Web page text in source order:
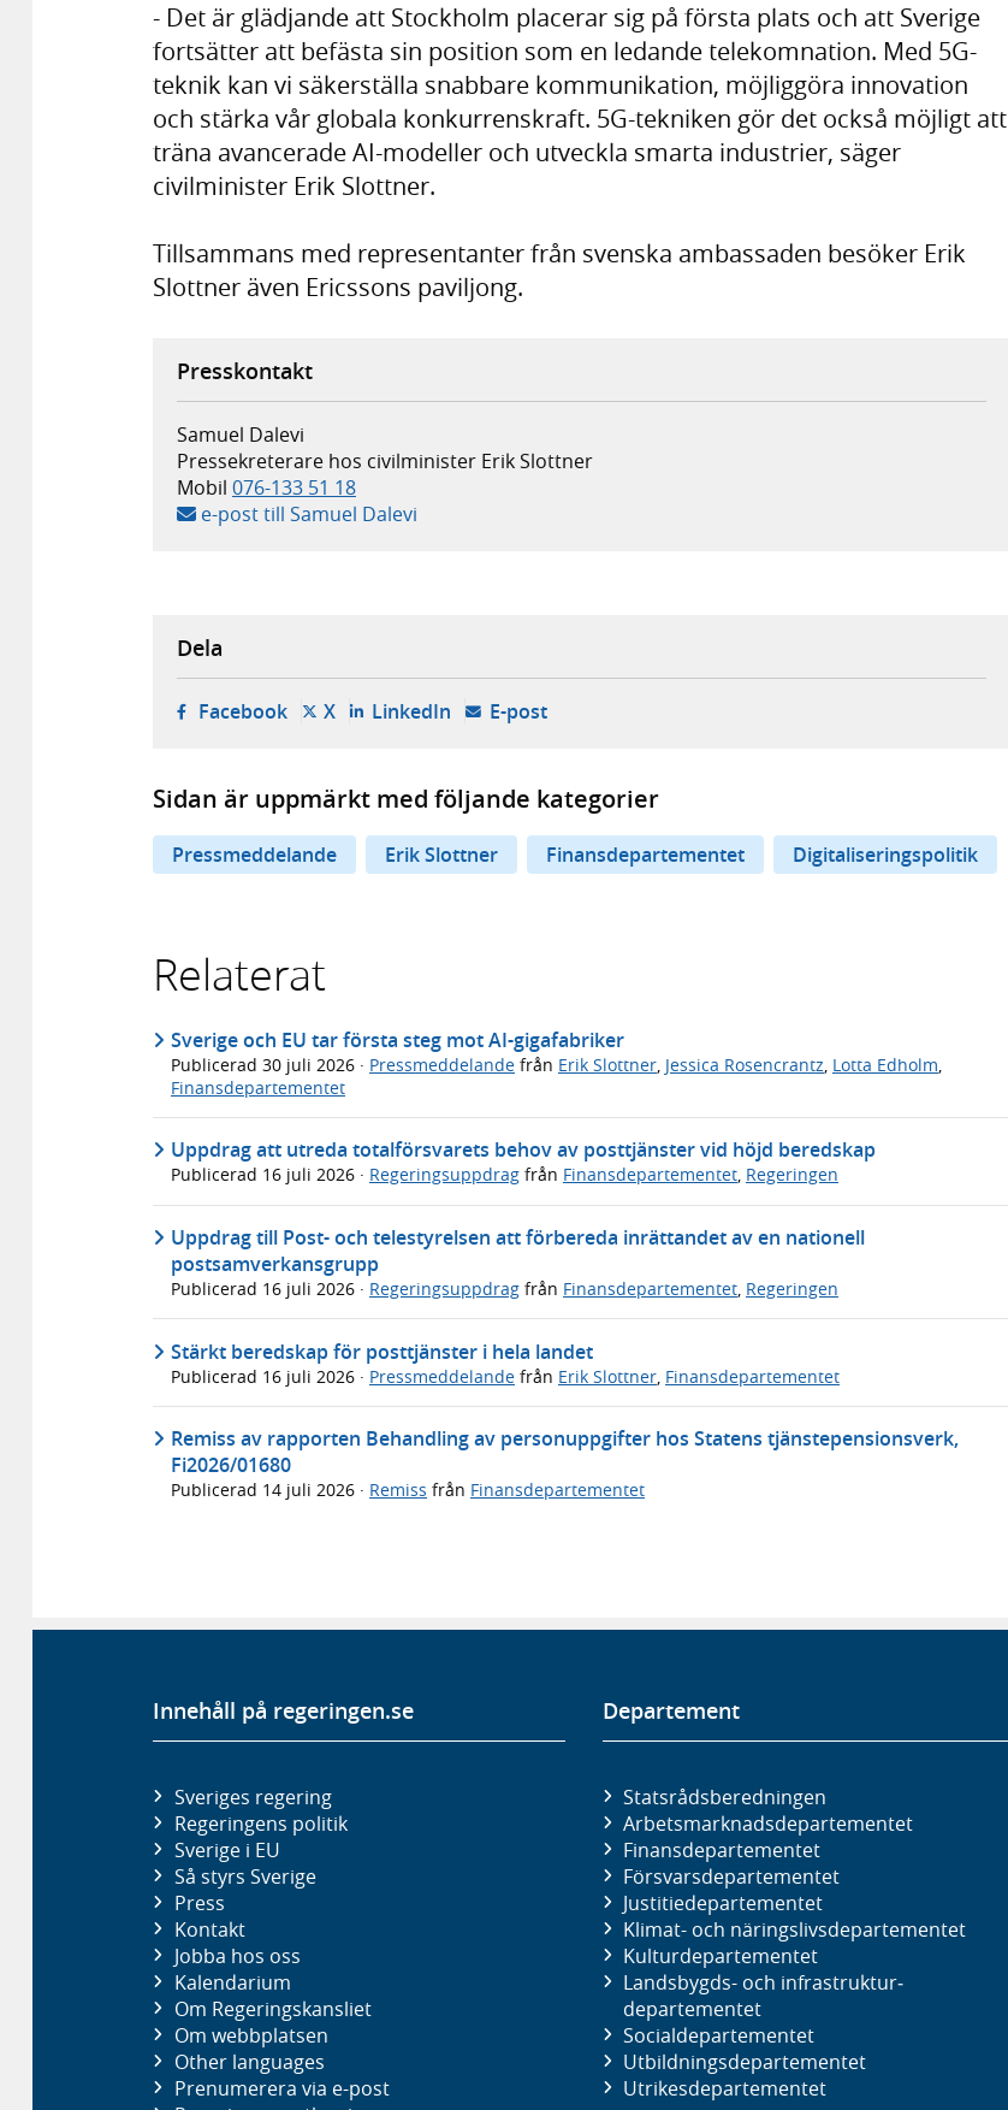
- Det är glädjande att Stockholm placerar sig på första plats och att Sverige
fortsätter att befästa sin position som en ledande telekomnation. Med 5G-
teknik kan vi säkerställa snabbare kommunikation, möjliggöra innovation
och stärka vår globala konkurrenskraft. 5G-tekniken gör det också möjligt att
träna avancerade AI-modeller och utveckla smarta industrier, säger
civilminister Erik Slottner.
Tillsammans med representanter från svenska ambassaden besöker Erik
Slottner även Ericssons paviljong.
Presskontakt
Samuel Dalevi
Pressekreterare hos civilminister Erik Slottner
Mobil 076-133 51 18
e-post till Samuel Dalevi
Dela
Facebook- öppnas i ny flik, extern webbplats,
X- öppnas i ny flik, extern webbplats,
LinkedIn- öppnas i ny flik, extern webbplats,
E-post- öppnar din e-postklient,
Sidan är uppmärkt med följande kategorier
Pressmeddelande Erik Slottner Finansdepartementet Digitaliseringspolitik
Relaterat
Sverige och EU tar första steg mot AI-gigafabriker
Publicerad 30 juli 2026 · Pressmeddelande från Erik Slottner Jessica Rosencrantz Lotta Edholm
Finansdepartementet
Uppdrag att utreda totalförsvarets behov av posttjänster vid höjd beredskap
Publicerad 16 juli 2026 · Regeringsuppdrag från Finansdepartementet, Regeringen
Uppdrag till Post- och telestyrelsen att förbereda inrättandet av en nationell
postsamverkansgrupp
Publicerad 16 juli 2026 · Regeringsuppdrag från Finansdepartementet, Regeringen
Stärkt beredskap för posttjänster i hela landet
Publicerad 16 juli 2026 · Pressmeddelande från Erik Slottner Finansdepartementet
Remiss av rapporten Behandling av personuppgifter hos Statens tjänstepensionsverk,
Fi2026/01680
Publicerad 14 juli 2026 · Remiss från Finansdepartementet
Innehåll på regeringen.se
Sveriges regering
Regeringens politik
Sverige i EU
Så styrs Sverige
Press
Kontakt
Jobba hos oss
Kalendarium
Om Regeringskansliet
Om webbplatsen
Other languages
Prenumerera via e-post
Departement
Statsrådsberedningen
Arbetsmarknads­departementet
Finans­departementet
Försvars­departementet
Justitie­departementet
Klimat- och näringslivs­departementet
Kultur­departementet
Landsbygds- och infrastruktur­
departementet
Social­departementet
Utbildnings­departementet
Utrikes­departementet